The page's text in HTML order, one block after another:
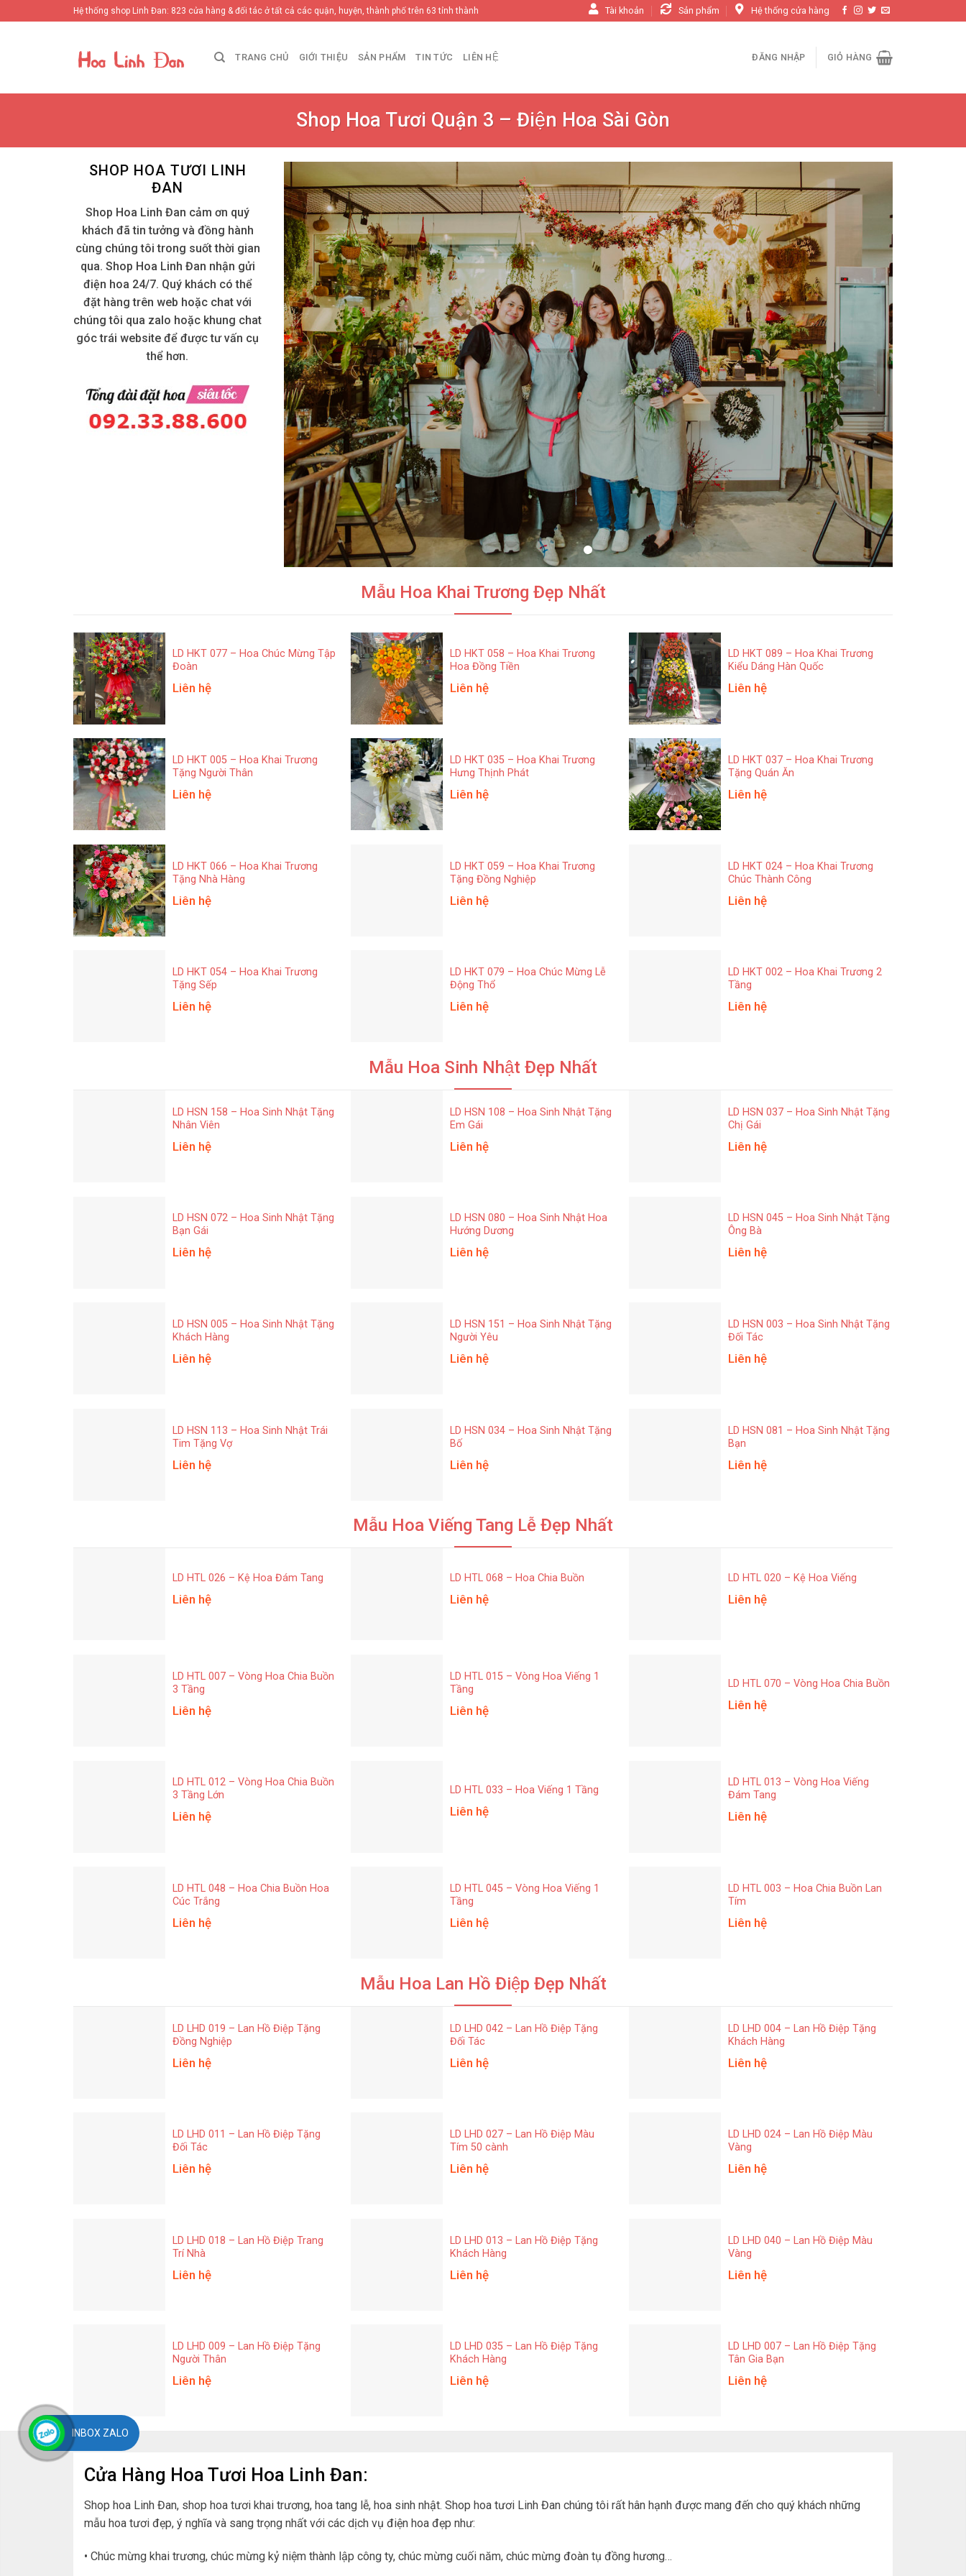
to
Hệ thống shop Linh Đan: 823 cửa hàng & đối tác ở tất cả các quận, huyện, thành phố trên 63 tỉnh thành Tài khoản Sản phẩm Hệ thống cửa hàng
TRANG CHỦ GIỚI THIỆU SẢN PHẨM TIN TỨC LIÊN HỆ ĐĂNG NHẬP GIỎ HÀNG
Shop Hoa Tươi Quận 3 – Điện Hoa Sài Gòn
SHOP HOA TƯƠI LINH
ĐAN
Shop Hoa Linh Đan cảm ơn quý
khách đã tin tưởng và đồng hành
cùng chúng tôi trong suốt thời gian
qua. Shop Hoa Linh Đan nhận gửi
điện hoa 24/7. Quý khách có thể
đặt hàng trên web hoặc chat với
chúng tôi qua zalo hoặc khung chat
góc trái website để được tư vấn cụ
thể hơn.
Mẫu Hoa Khai Trương Đẹp Nhất
LD HKT 077 – Hoa Chúc Mừng Tập
Đoàn
Liên hệ
LD HKT 058 – Hoa Khai Trương
Hoa Đồng Tiền
Liên hệ
LD HKT 089 – Hoa Khai Trương
Kiểu Dáng Hàn Quốc
Liên hệ
LD HKT 005 – Hoa Khai Trương
Tặng Người Thân
Liên hệ
LD HKT 035 – Hoa Khai Trương
Hưng Thịnh Phát
Liên hệ
LD HKT 037 – Hoa Khai Trương
Tặng Quán Ăn
Liên hệ
LD HKT 066 – Hoa Khai Trương
Tặng Nhà Hàng
Liên hệ
LD HKT 059 – Hoa Khai Trương
Tặng Đồng Nghiệp
Liên hệ
LD HKT 024 – Hoa Khai Trương
Chúc Thành Công
Liên hệ
LD HKT 054 – Hoa Khai Trương
Tặng Sếp
Liên hệ
LD HKT 079 – Hoa Chúc Mừng Lễ
Động Thổ
Liên hệ
LD HKT 002 – Hoa Khai Trương 2
Tầng
Liên hệ
Mẫu Hoa Sinh Nhật Đẹp Nhất
LD HSN 158 – Hoa Sinh Nhật Tặng
Nhân Viên
Liên hệ
LD HSN 108 – Hoa Sinh Nhật Tặng
Em Gái
Liên hệ
LD HSN 037 – Hoa Sinh Nhật Tặng
Chị Gái
Liên hệ
LD HSN 072 – Hoa Sinh Nhật Tặng
Bạn Gái
Liên hệ
LD HSN 080 – Hoa Sinh Nhật Hoa
Hướng Dương
Liên hệ
LD HSN 045 – Hoa Sinh Nhật Tặng
Ông Bà
Liên hệ
LD HSN 005 – Hoa Sinh Nhật Tặng
Khách Hàng
Liên hệ
LD HSN 151 – Hoa Sinh Nhật Tặng
Người Yêu
Liên hệ
LD HSN 003 – Hoa Sinh Nhật Tặng
Đối Tác
Liên hệ
LD HSN 113 – Hoa Sinh Nhật Trái
Tim Tặng Vợ
Liên hệ
LD HSN 034 – Hoa Sinh Nhật Tặng
Bố
Liên hệ
LD HSN 081 – Hoa Sinh Nhật Tặng
Bạn
Liên hệ
Mẫu Hoa Viếng Tang Lễ Đẹp Nhất
LD HTL 026 – Kệ Hoa Đám Tang
Liên hệ
LD HTL 068 – Hoa Chia Buồn
Liên hệ
LD HTL 020 – Kệ Hoa Viếng
Liên hệ
LD HTL 007 – Vòng Hoa Chia Buồn
3 Tầng
Liên hệ
LD HTL 015 – Vòng Hoa Viếng 1
Tầng
Liên hệ
LD HTL 070 – Vòng Hoa Chia Buồn
Liên hệ
LD HTL 012 – Vòng Hoa Chia Buồn
3 Tầng Lớn
Liên hệ
LD HTL 033 – Hoa Viếng 1 Tầng
Liên hệ
LD HTL 013 – Vòng Hoa Viếng
Đám Tang
Liên hệ
LD HTL 048 – Hoa Chia Buồn Hoa
Cúc Trắng
Liên hệ
LD HTL 045 – Vòng Hoa Viếng 1
Tầng
Liên hệ
LD HTL 003 – Hoa Chia Buồn Lan
Tím
Liên hệ
Mẫu Hoa Lan Hồ Điệp Đẹp Nhất
LD LHD 019 – Lan Hồ Điệp Tặng
Đồng Nghiệp
Liên hệ
LD LHD 042 – Lan Hồ Điệp Tặng
Đối Tác
Liên hệ
LD LHD 004 – Lan Hồ Điệp Tặng
Khách Hàng
Liên hệ
LD LHD 011 – Lan Hồ Điệp Tặng
Đối Tác
Liên hệ
LD LHD 027 – Lan Hồ Điệp Màu
Tím 50 cành
Liên hệ
LD LHD 024 – Lan Hồ Điệp Màu
Vàng
Liên hệ
LD LHD 018 – Lan Hồ Điệp Trang
Trí Nhà
Liên hệ
LD LHD 013 – Lan Hồ Điệp Tặng
Khách Hàng
Liên hệ
LD LHD 040 – Lan Hồ Điệp Màu
Vàng
Liên hệ
LD LHD 009 – Lan Hồ Điệp Tặng
Người Thân
Liên hệ
LD LHD 035 – Lan Hồ Điệp Tặng
Khách Hàng
Liên hệ
LD LHD 007 – Lan Hồ Điệp Tặng
Tân Gia Bạn
Liên hệ
Cửa Hàng Hoa Tươi Hoa Linh Đan:
Shop hoa Linh Đan, shop hoa tươi khai trương, hoa tang lễ, hoa sinh nhật. Shop hoa tươi Linh Đan chúng tôi rất hân hạnh được mang đến cho quý khách những
mẫu hoa tươi đẹp, ý nghĩa và sang trọng nhất với các dịch vụ điện hoa đẹp như:
• Chúc mừng khai trương, chúc mừng kỷ niệm thành lập công ty, chúc mừng cuối năm, chúc mừng đoàn tụ đồng hương…
INBOX ZALO